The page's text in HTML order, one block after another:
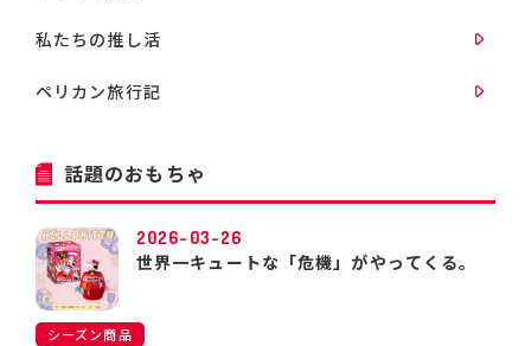
私たちの推し活
ペリカン旅行記
話題のおもちゃ
2026-03-26
世界一キュートな「危機」がやってくる。
シーズン商品